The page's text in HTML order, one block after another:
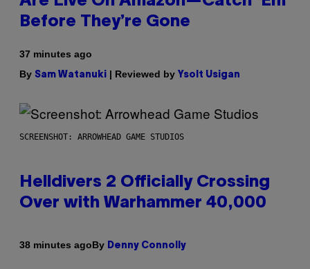
Before They’re Gone
37 minutes ago
By Sam Watanuki | Reviewed by Ysolt Usigan
SCREENSHOT: ARROWHEAD GAME STUDIOS
Helldivers 2 Officially Crossing
Over with Warhammer 40,000
38 minutes agoBy Denny Connolly